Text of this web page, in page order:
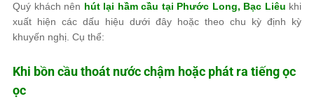
Quý khách nên hút lại hầm cầu tại Phước Long, Bạc Liêu khi
xuất hiện các dấu hiệu dưới đây hoặc theo chu kỳ định kỳ
khuyến nghị. Cụ thể:
Khi bồn cầu thoát nước chậm hoặc phát ra tiếng ọc
ọc